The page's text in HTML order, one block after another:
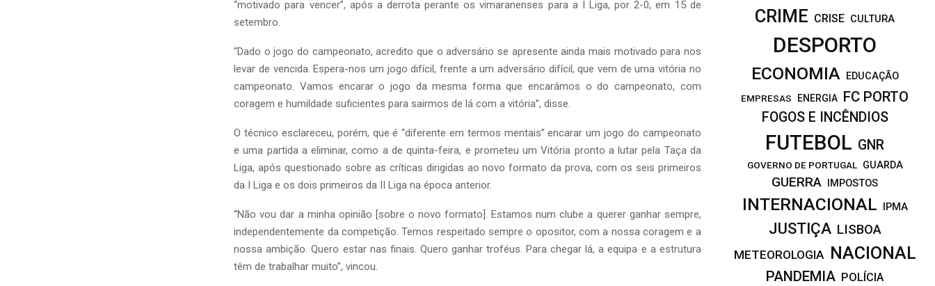
“motivado para vencer”, após a derrota perante os vimaranenses para a I Liga, por 2-0, em 15 de
setembro.
“Dado o jogo do campeonato, acredito que o adversário se apresente ainda mais motivado para nos
levar de vencida. Espera-nos um jogo difícil, frente a um adversário difícil, que vem de uma vitória no
campeonato. Vamos encarar o jogo da mesma forma que encarámos o do campeonato, com
coragem e humildade suficientes para sairmos de lá com a vitória”, disse.
O técnico esclareceu, porém, que é “diferente em termos mentais” encarar um jogo do campeonato
e uma partida a eliminar, como a de quinta-feira, e prometeu um Vitória pronto a lutar pela Taça da
Liga, após questionado sobre as críticas dirigidas ao novo formato da prova, com os seis primeiros
da I Liga e os dois primeiros da II Liga na época anterior.
“Não vou dar a minha opinião [sobre o novo formato]. Estamos num clube a querer ganhar sempre,
independentemente da competição. Temos respeitado sempre o opositor, com a nossa coragem e a
nossa ambição. Quero estar nas finais. Quero ganhar troféus. Para chegar lá, a equipa e a estrutura
têm de trabalhar muito”, vincou.
CRIME CRISE CULTURA
DESPORTO
ECONOMIA
EDUCAÇÃO
EMPRESAS
ENERGIA FC PORTO
FOGOS E INCÊNDIOS
FUTEBOL GNR
GOVERNO DE PORTUGAL GUARDA
GUERRA IMPOSTOS
INTERNACIONAL IPMA
JUSTIÇA LISBOA
METEOROLOGIA NACIONAL
PANDEMIA POLÍCIA